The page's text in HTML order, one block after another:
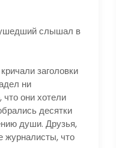
ушедший слышал в
заголовки
ни
они хотели
десятки
души. Друзья,
журналисты, что